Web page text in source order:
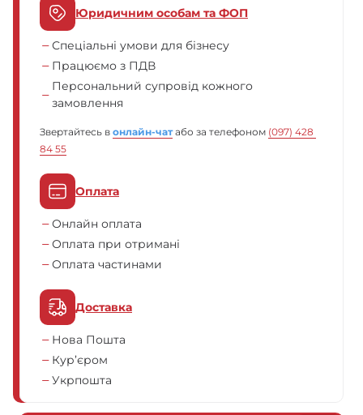
Юридичним особам та ФОП
Спеціальні умови для бізнесу
Працюємо з ПДВ
Персональний супровід кожного
замовлення
Звертайтесь в онлайн-чат або за телефоном (097) 428
84 55
Оплата
Онлайн оплата
Оплата при отримані
Оплата частинами
Доставка
Нова Пошта
Кур’єром
Укрпошта